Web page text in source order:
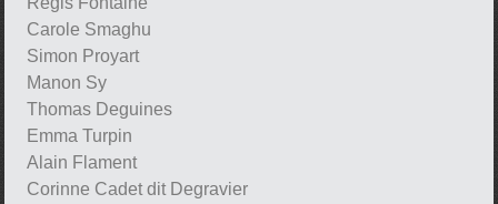
Carole Smaghu
Simon Proyart
Manon Sy
Thomas Deguines
Emma Turpin
Alain Flament
Corinne Cadet dit Degravier